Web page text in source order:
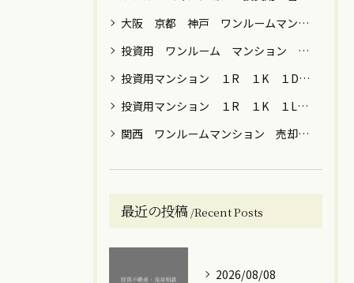
大阪 京都 神戸 ワンルームマンション 売却
投資用 ワンルーム マンション 男性 女性 運用目的 売却 大阪 京都 神戸 東京 横浜 川崎 名古屋 福岡
投資用マンション １R １K １DK ファミリー 売却 大阪 京都 神戸 東京 神奈川 名古屋 福岡
投資用マンション １R １K １LDK 節税 年金 保険 女性向け 売却 贈与 大阪 京都 神戸 東京都内 川崎 横浜
関西 ワンルームマンション 売却 築年数 ローン
最近の投稿 Recent Posts
2026/08/08